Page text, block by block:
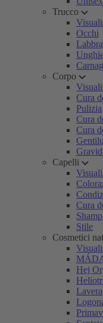
Trucco
Occhi
Labbra
Corpo
Cura
Pulizia
Cura
Cura
Capelli
Cura
Stile
Cosmetici
Hej
Lavera